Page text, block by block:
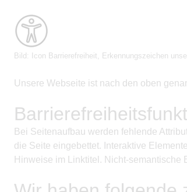
Bild: Icon Barrierefreiheit, Erkennungszeichen
Unsere Webseite ist nach den oben
Bei Seitenaufbau werden fehlende
die Seite eingebettet. Interaktive
Hinweise im Linktitel. Nicht-semantische